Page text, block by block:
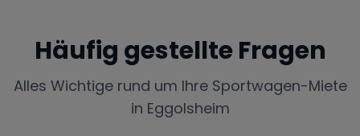
Häufig gestellte Fragen
Alles Wichtige rund um Ihre Sportwagen-Miete
in Eggolsheim